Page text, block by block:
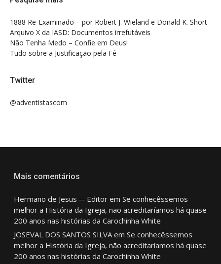
1888 Re-Examinado – por Robert J. Wieland e Donald K. Short
Arquivo X da IASD: Documentos irrefutáveis
Não Tenha Medo – Confie em Deus!
Tudo sobre a Justificação pela Fé
Twitter
@adventistascom
Mais comentários
Hermano de Jesus -- Editorem Se conhecêssemos
melhor a História da Igreja, não acreditaríamos há quase
200 anos nas histórias da Carochinha White
JOSEVAL DOS SANTOS SILVAem Se conhecêssemos
melhor a História da Igreja, não acreditaríamos há quase
200 anos nas histórias da Carochinha White